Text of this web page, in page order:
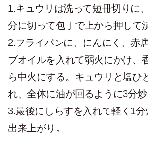
1.キュウリは洗って短冊切りに
分に切って包丁で上から押して
2.フライパンに、にんにく、赤
ブオイルを入れて弱火にかけ、
ら中火にする。キュウリと塩ひ
れ、全体に油が回るように3分炒
3.最後にしらすを入れて軽く1
出来上がり。